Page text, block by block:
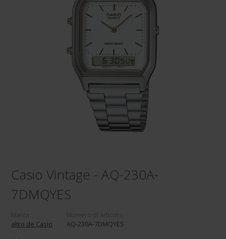
Casio Vintage - AQ-230A-
7DMQYES
altro de Casio
AQ-230A-7DMQYES